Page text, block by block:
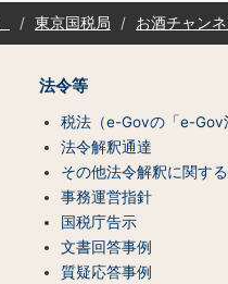
東京国税局 お酒チャン
法令等
税法（e-Govの「e-Gov
法令解釈通達
その他法令解釈に関す
事務運営指針
国税庁告示
文書回答事例
質疑応答事例